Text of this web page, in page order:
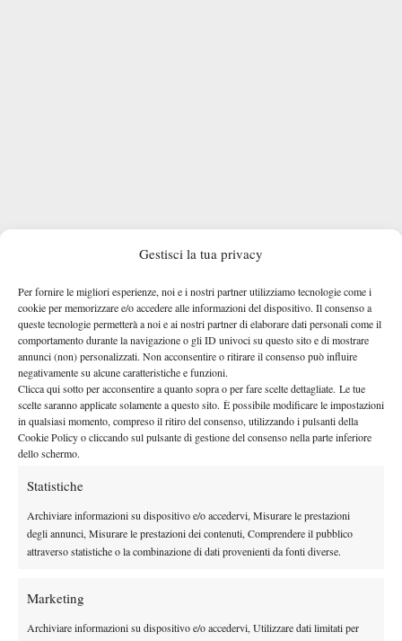
Gestisci la tua privacy
Per fornire le migliori esperienze, noi e i nostri partner utilizziamo tecnologie come i
cookie per memorizzare e/o accedere alle informazioni del dispositivo. Il consenso a
queste tecnologie permetterà a noi e ai nostri partner di elaborare dati personali come il
comportamento durante la navigazione o gli ID univoci su questo sito e di mostrare
annunci (non) personalizzati. Non acconsentire o ritirare il consenso può influire
negativamente su alcune caratteristiche e funzioni.
Clicca qui sotto per acconsentire a quanto sopra o per fare scelte dettagliate. Le tue
scelte saranno applicate solamente a questo sito. È possibile modificare le impostazioni
in qualsiasi momento, compreso il ritiro del consenso, utilizzando i pulsanti della
Cookie Policy o cliccando sul pulsante di gestione del consenso nella parte inferiore
dello schermo.
Statistiche
Archiviare informazioni su dispositivo e/o accedervi, Misurare le prestazioni
degli annunci, Misurare le prestazioni dei contenuti, Comprendere il pubblico
attraverso statistiche o la combinazione di dati provenienti da fonti diverse.
Marketing
Archiviare informazioni su dispositivo e/o accedervi, Utilizzare dati limitati per
Sicura anche la partecipazione al Piemonte Open Intesa Sanpaolo
Sonego, che sui campi dello Sporting è di casa, visto che ci è
cresciuto e ci si allena tutt’ora, sotto la guida di coach Fabio
Colangelo. “Se non dovessi fare tanta strada a Roma – aveva
detto alla vigilia degli Internazionali BNL d’Italia –, avere
l’occasione di giocare a Torino sarebbe davvero emozionante,
una grande opportunità. Mi piacerebbe molto esserci, per giocare
davanti alla mia famiglia, ai miei amici e alle persone a cui
voglio bene”. Un desiderio che molto presto diventerà realtà, per
la gioia di un pubblico pronto a coccolare lui, Musetti, ma anche
Cobolli, Luca Nardi e Fabio Fognini, tutti ancora in corsa a Roma
ma eventualmente già sicuri di un posto nel main draw anche a
sulla pagina Instagram @piemonteopen.
ancora possibile acquistare i biglietti per assistere al Piemonte